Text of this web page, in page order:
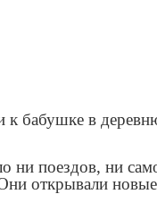
бабушке в
поездов, ни
открывали